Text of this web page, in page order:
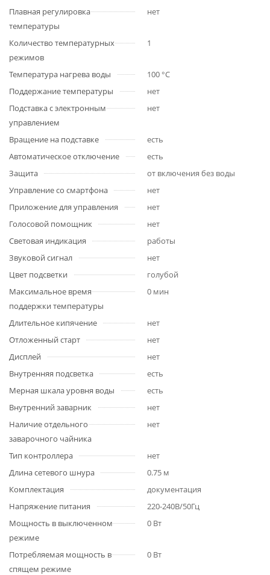
Плавная регулировка
температуры
нет
Количество температурных
режимов
1
Температура нагрева воды
100 °C
Поддержание температуры
нет
Подставка с электронным
управлением
нет
Вращение на подставке
есть
Автоматическое отключение
есть
Защита
от включения без воды
Управление со смартфона
нет
Приложение для управления
нет
Голосовой помощник
нет
Световая индикация
работы
Звуковой сигнал
нет
Цвет подсветки
голубой
Максимальное время
поддержки температуры
0 мин
Длительное кипячение
нет
Отложенный старт
нет
Дисплей
нет
Внутренняя подсветка
есть
Мерная шкала уровня воды
есть
Внутренний заварник
нет
Наличие отдельного
заварочного чайника
нет
Тип контроллера
нет
Длина сетевого шнура
0.75 м
Комплектация
документация
Напряжение питания
220-240В/50Гц
Мощность в выключенном
режиме
0 Вт
Потребляемая мощность в
спящем режиме
0 Вт